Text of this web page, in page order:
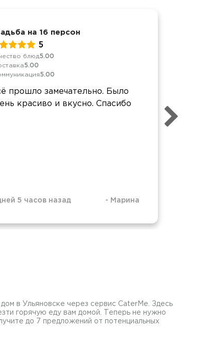
на 16 персон
5
блюд5.00
5.00
5.00
прошло замечательно. Было
красиво и вкусно. Спасибо
5 часов назад - Марина
в Ульяновске через сервис CaterMe. Здесь
горячую еду вам домой. Теперь не нужно
до 7 предложений от потенциальных